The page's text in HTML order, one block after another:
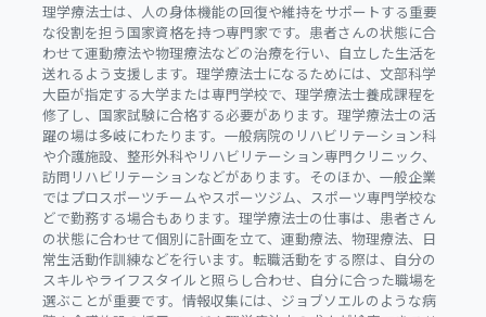
理学療法士は、人の身体機能の回復や維持をサポートする重要
な役割を担う国家資格を持つ専門家です。患者さんの状態に合
わせて運動療法や物理療法などの治療を行い、自立した生活を
送れるよう支援します。理学療法士になるためには、文部科学
大臣が指定する大学または専門学校で、理学療法士養成課程を
修了し、国家試験に合格する必要があります。理学療法士の活
躍の場は多岐にわたります。一般病院のリハビリテーション科
や介護施設、整形外科やリハビリテーション専門クリニック、
訪問リハビリテーションなどがあります。そのほか、一般企業
ではプロスポーツチームやスポーツジム、スポーツ専門学校な
どで勤務する場合もあります。理学療法士の仕事は、患者さん
の状態に合わせて個別に計画を立て、運動療法、物理療法、日
常生活動作訓練などを行います。転職活動をする際は、自分の
スキルやライフスタイルと照らし合わせ、自分に合った職場を
選ぶことが重要です。情報収集には、ジョブソエルのような病